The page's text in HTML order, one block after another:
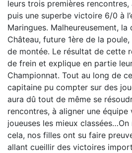
leurs trois premières
puis une superbe victoire 6/0 à
Maringues. Malheureusement,
Château, future 1ère de la
de montée. Le résultat de cette
de frein et explique en partie
Championnat. Tout au long de
capitaine pu compter sur des
aura dû tout de même se
rencontres, à aligner une équipe
joueuses les mieux
cela, nos filles ont su faire
allant cueillir des victoires